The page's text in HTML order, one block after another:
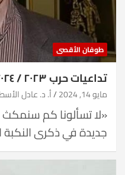
طوفان الأقصى
تداعيات حرب ٢٠٢٣ / ٢٠٢٤: ل أ. د. عادل الأسطة
مايو 14, 2024 أ. د. عادل
«لا تسألونا كم سنمكث
جديدة في ذكرى